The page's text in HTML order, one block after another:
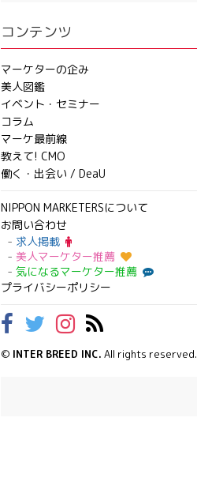
コンテンツ
マーケターの企み
美人図鑑
イベント・セミナー
コラム
マーケ最前線
教えて! CMO
働く・出会い / DeaU
NIPPON MARKETERSについて
お問い合わせ
求人掲載
美人マーケター推薦
気になるマーケター推薦
プライバシーポリシー
© INTER BREED INC. All rights reserved.